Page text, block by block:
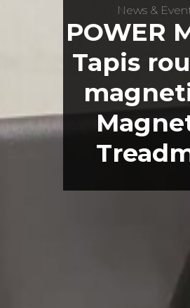
News &
POWER
Tapis